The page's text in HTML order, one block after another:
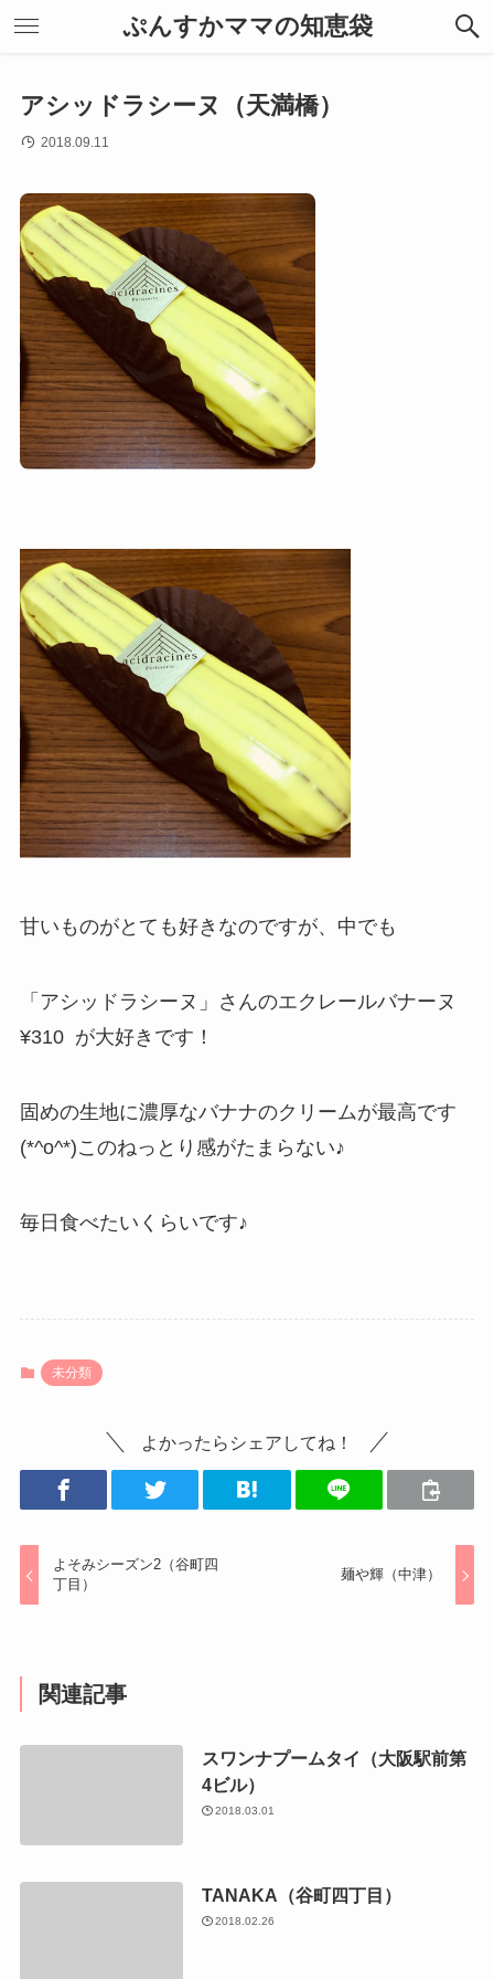
ぷんすかママの知恵袋
アシッドラシーヌ（天満橋）
2018.09.11
甘いものがとても好きなのですが、中でも
「アシッドラシーヌ」さんのエクレールバナーヌ
¥310 が大好きです！
固めの生地に濃厚なバナナのクリームが最高です
(*^o^*)このねっとり感がたまらない♪
毎日食べたいくらいです♪
未分類
よかったらシェアしてね！
よそみシーズン2（谷町四
丁目）
麺や輝（中津）
関連記事
スワンナプームタイ（大阪駅前第
4ビル）
2018.03.01
TANAKA（谷町四丁目）
2018.02.26